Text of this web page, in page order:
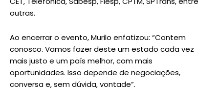
outras.
Ao encerrar o evento, Murilo enfatizou: “Contem
conosco. Vamos fazer deste um estado cada vez
mais justo e um país melhor, com mais
oportunidades. Isso depende de negociações,
conversa e, sem dúvida, vontade”.